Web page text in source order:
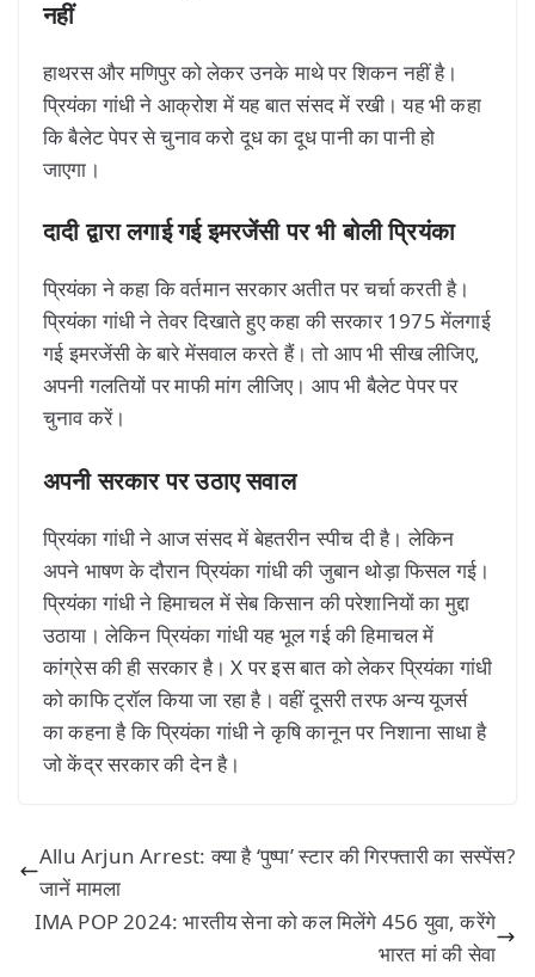
नहीं
हाथरस और मणिपुर को लेकर उनके माथे पर शिकन नहीं है।
प्रियंका गांधी ने आक्रोश में यह बात संसद में रखी। यह भी कहा
कि बैलेट पेपर से चुनाव करो दूध का दूध पानी का पानी हो
जाएगा।
दादी द्वारा लगाई गई इमरजेंसी पर भी बोली प्रियंका
प्रियंका ने कहा कि वर्तमान सरकार अतीत पर चर्चा करती है।
प्रियंका गांधी ने तेवर दिखाते हुए कहा की सरकार 1975 मेंलगाई
गई इमरजेंसी के बारे मेंसवाल करते हैं। तो आप भी सीख लीजिए,
अपनी गलतियों पर माफी मांग लीजिए। आप भी बैलेट पेपर पर
चुनाव करें।
अपनी सरकार पर उठाए सवाल
प्रियंका गांधी ने आज संसद में बेहतरीन स्पीच दी है। लेकिन
अपने भाषण के दौरान प्रियंका गांधी की जुबान थोड़ा फिसल गई।
प्रियंका गांधी ने हिमाचल में सेब किसान की परेशानियों का मुद्दा
उठाया। लेकिन प्रियंका गांधी यह भूल गई की हिमाचल में
कांग्रेस की ही सरकार है। X पर इस बात को लेकर प्रियंका गांधी
को काफि ट्रॉल किया जा रहा है। वहीं दूसरी तरफ अन्य यूजर्स
का कहना है कि प्रियंका गांधी ने कृषि कानून पर निशाना साधा है
जो केंद्र सरकार की देन है।
Allu Arjun Arrest: क्या है ‘पुष्पा’ स्टार की गिरफ्तारी का सस्पेंस?
जानें मामला
IMA POP 2024: भारतीय सेना को कल मिलेंगे 456 युवा, करेंगे
भारत मां की सेवा